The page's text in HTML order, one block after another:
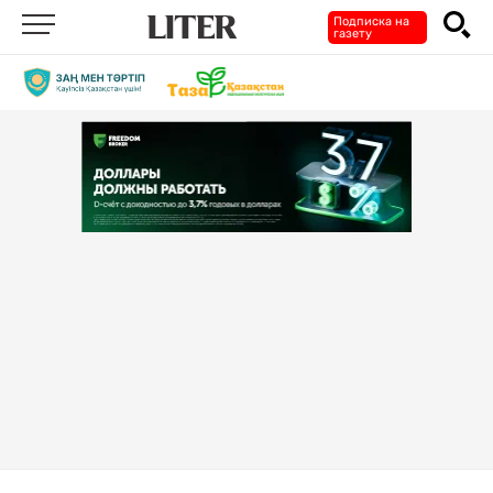
Подписка на
газету